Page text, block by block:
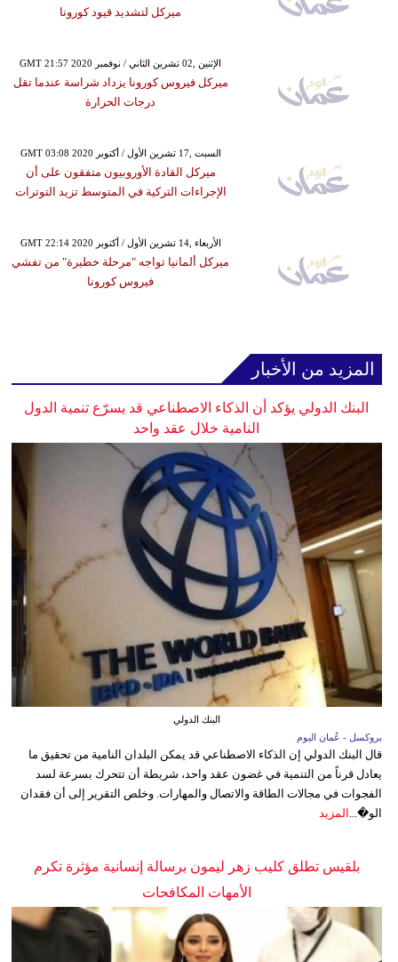
ميركل لتشديد قيود كورونا
GMT 21:57 2020 الإثنين ,02 تشرين الثاني / نوفمبر
ميركل فيروس كورونا يزداد شراسة عندما تقل
درجات الحرارة
GMT 03:08 2020 السبت ,17 تشرين الأول / أكتوبر
ميركل القادة الأوروبيون متفقون على أن
الإجراءات التركية في المتوسط تزيد التوترات
GMT 22:14 2020 الأربعاء ,14 تشرين الأول / أكتوبر
ميركل ألمانيا تواجه "مرحلة خطيرة" من تفشي
فيروس كورونا
المزيد من الأخبار
البنك الدولي يؤكد أن الذكاء الاصطناعي قد يسرّع تنمية الدول
النامية خلال عقد واحد
البنك الدولي
بروكسل - عُمان اليوم
قال البنك الدولي إن الذكاء الاصطناعي قد يمكن البلدان النامية من تحقيق ما
يعادل قرناً من التنمية في غضون عقد واحد، شريطة أن تتحرك بسرعة لسد
الفجوات في مجالات الطاقة والاتصال والمهارات. وخلص التقرير إلى أن فقدان
الو�... المزيد
بلقيس تطلق كليب زهر ليمون برسالة إنسانية مؤثرة تكرم
الأمهات المكافحات